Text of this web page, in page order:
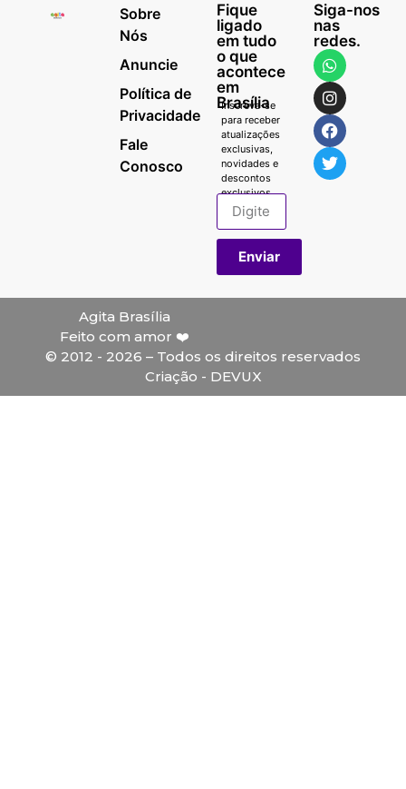
Sobre
Nós
Anuncie
Política de
Privacidade
Fale
Conosco
Fique
ligado
em tudo
o que
acontece
em
Brasília
Inscreva-se
para receber
atualizações
exclusivas,
novidades e
descontos
exclusivos.
Enviar
Siga-nos
nas
redes.
Agita Brasília
Feito com amor ❤️
© 2012 - 2026 – Todos os direitos reservados
Criação - DEVUX